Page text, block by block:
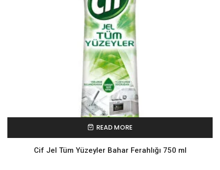
READ MORE
Cif Jel Tüm Yüzeyler Bahar Ferahlığı 750 ml